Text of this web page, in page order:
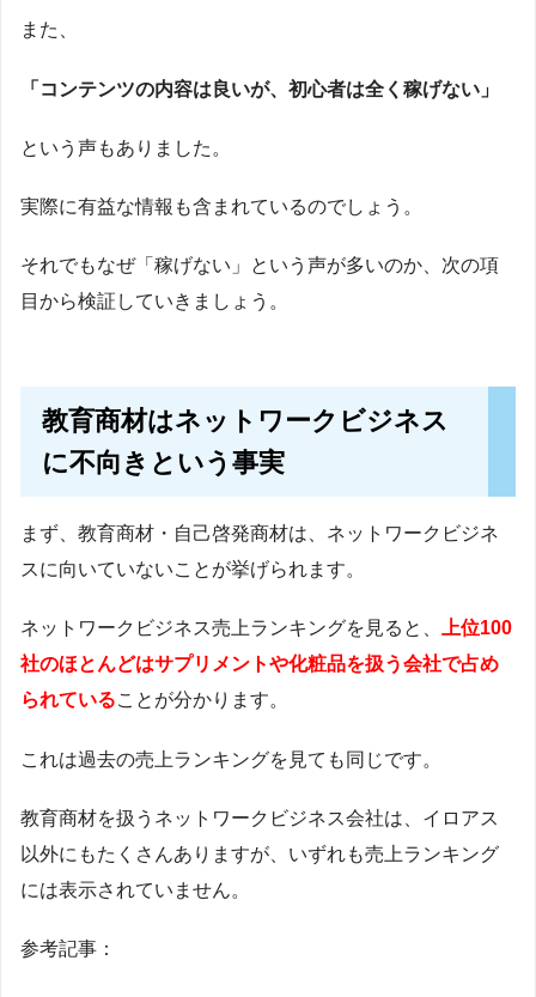
また、
「コンテンツの内容は良いが、初心者は全く稼げない」
という声もありました。
実際に有益な情報も含まれているのでしょう。
それでもなぜ「稼げない」という声が多いのか、次の項
目から検証していきましょう。
教育商材はネットワークビジネス
に不向きという事実
まず、教育商材・自己啓発商材は、ネットワークビジネ
スに向いていないことが挙げられます。
ネットワークビジネス売上ランキングを見ると、
上位100
社のほとんどはサプリメントや化粧品を扱う会社で占め
られていることが分かります。
これは過去の売上ランキングを見ても同じです。
教育商材を扱うネットワークビジネス会社は、イロアス
以外にもたくさんありますが、いずれも売上ランキング
には表示されていません。
参考記事：